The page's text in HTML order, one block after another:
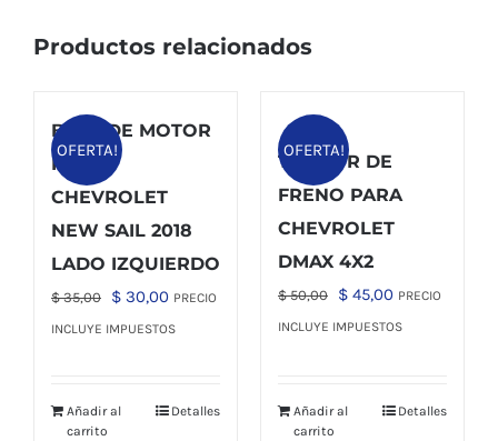
Productos relacionados
OFERTA!
BASE DE MOTOR
PARA
CHEVROLET
NEW SAIL 2018
LADO IZQUIERDO
$35,00
El
precio
$ 35,00.
$ 30,00El
precio
$ 30,00.
PRECIO
INCLUYE IMPUESTOS
Añadir al
carrito
Detalles
OFERTA!
TAMBOR DE
FRENO PARA
CHEVROLET
DMAX 4X2
$50,00
El
precio
$ 50,00.
$ 45,00El
precio
$ 45,00.
PRECIO
INCLUYE IMPUESTOS
Añadir al
carrito
Detalles